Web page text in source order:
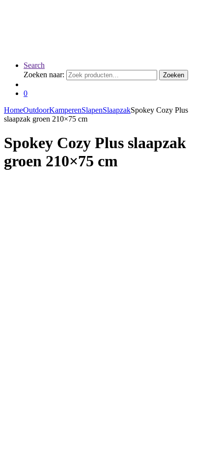
Search
Zoeken naar:
Zoeken
0
HomeOutdoorKamperenSlapenSlaapzakSpokey Cozy Plus
slaapzak groen 210×75 cm
Spokey Cozy Plus slaapzak
groen 210×75 cm